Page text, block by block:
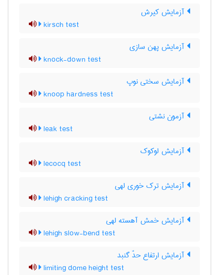
آزمایش کیرش
kirsch test
آزمایش پهن سازی
knock-down test
آزمایش سختی نوپ
knoop hardness test
آزمون نشتی
leak test
آزمایش لوکوک
lecocq test
آزمایش ترک خوری لهی
lehigh cracking test
آزمایش خمش آهسته لهی
lehigh slow-bend test
آزمایش ارتفاع حدّ گنبد
limiting dome height test